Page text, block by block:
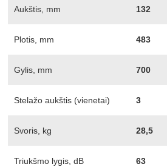
Aukštis, mm 132
Plotis, mm 483
Gylis, mm 700
Stelažo aukštis (vienetai) 3
Svoris, kg 28,5
Triukšmo lygis, dB 63